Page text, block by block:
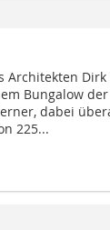
Architekten
Bungalow
dabei
225...